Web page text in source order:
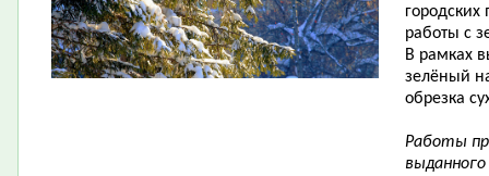
городских
работы с
В рамках
зелёный
обрезка
Работы